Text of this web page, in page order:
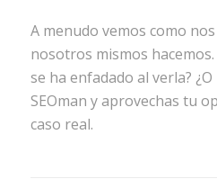
A menudo vemos como
nosotros mismos
se ha enfadado al verla?
SEOman y aprovechas tu
caso real.